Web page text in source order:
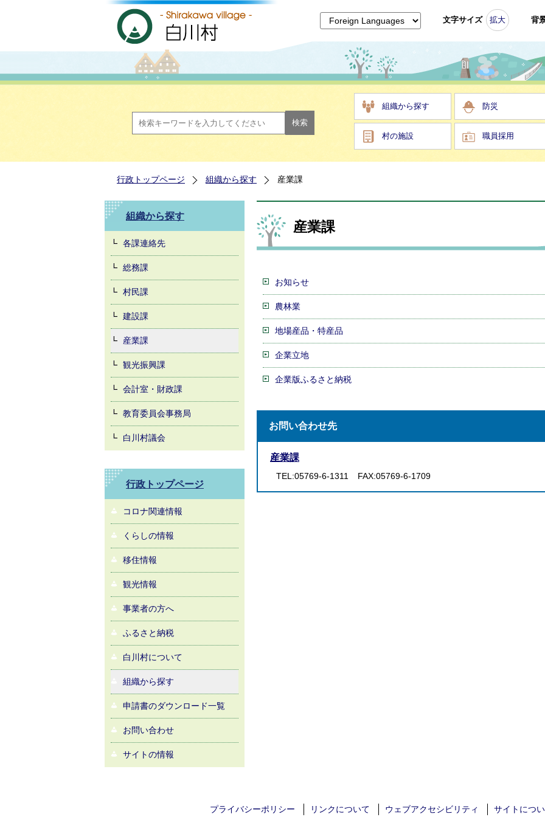
文字サイズ 拡大 背
組織から探す 防災
村の施設 職員採用
行政トップページ 組織から探す 産業課
組織から探す
各課連絡先
総務課
村民課
建設課
産業課
観光振興課
会計室・財政課
教育委員会事務局
白川村議会
行政トップページ
コロナ関連情報
くらしの情報
移住情報
観光情報
事業者の方へ
ふるさと納税
白川村について
組織から探す
申請書のダウンロード一覧
お問い合わせ
サイトの情報
産業課
お知らせ
農林業
地場産品・特産品
企業立地
企業版ふるさと納税
お問い合わせ先
産業課
TEL:05769-6-1311 FAX:05769-6-1709
プライバシーポリシー リンクについて ウェブアクセシビリティ サイトにつ